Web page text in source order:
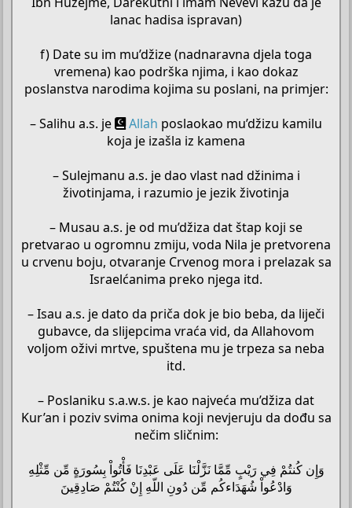
lanac hadisa ispravan)
f) Date su im mu’džize (nadnaravna djela toga
vremena) kao podrška njima, i kao dokaz
poslanstva narodima kojima su poslani, na primjer:
– Salihu a.s. je
Allah poslaokao mu’džizu kamilu
koja je izašla iz kamena
– Sulejmanu a.s. je dao vlast nad džinima i
životinjama, i razumio je jezik životinja
– Musau a.s. je od mu’džiza dat štap koji se
pretvarao u ogromnu zmiju, voda Nila je pretvorena
u crvenu boju, otvaranje Crvenog mora i prelazak sa
Israelćanima preko njega itd.
– Isau a.s. je dato da priča dok je bio beba, da liječi
gubavce, da slijepcima vraća vid, da Allahovom
voljom oživi mrtve, spuštena mu je trpeza sa neba
itd.
– Poslaniku s.a.w.s. je kao najveća mu’džiza dat
Kur’an i poziv svima onima koji nevjeruju da dođu sa
nečim sličnim:
وَإِن كُنتُمْ فِي رَيْبٍ مِّمَّا نَزَّلْنَا عَلَى عَبْدِنَا فَأْتُواْ بِسُورَةٍ مِّن مِّثْلِهِ
وَادْعُواْ شُهَدَاءكُم مِّن دُونِ اللّهِ إِنْ كُنْتُمْ صَادِقِينَ